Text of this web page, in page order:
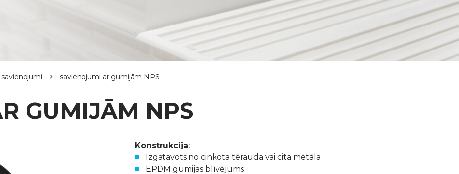
savienojumi savienojumi ar gumijām NPS
GUMIJĀM NPS
Konstrukcija:
Izgatavots no cinkota tērauda vai cita mētāla
EPDM gumijas blīvējums